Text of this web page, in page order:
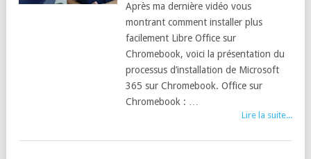
Après ma dernière vidéo vous
montrant comment installer plus
facilement Libre Office sur
Chromebook, voici la présentation du
processus d’installation de Microsoft
365 sur Chromebook. Office sur
Chromebook : …
Lire la suite...